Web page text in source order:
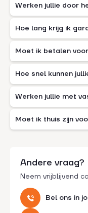
Werken jullie door
Hoe lang krijg ik
Moet ik betalen
Hoe snel kunnen
Werken jullie met
Moet ik thuis zijn
Andere vraag?
Neem vrijblijvend
Bel ons in